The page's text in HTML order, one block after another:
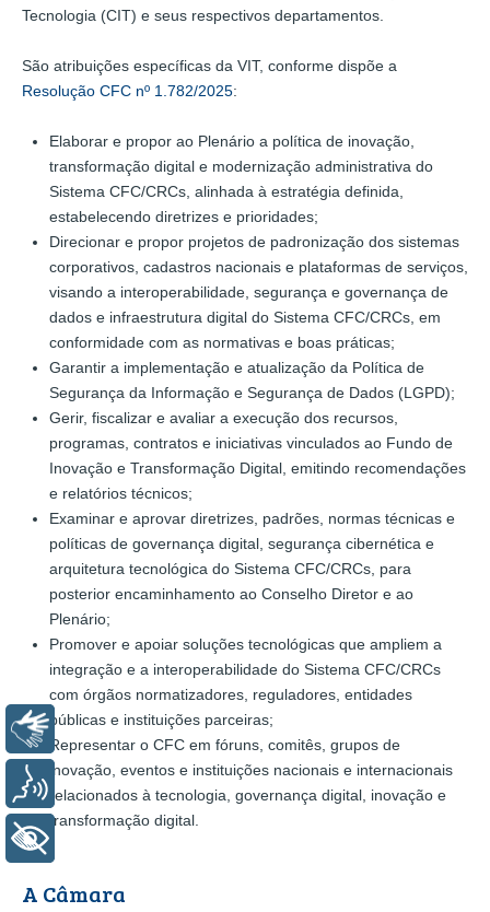
Tecnologia (CIT) e seus respectivos departamentos.
São atribuições específicas da VIT, conforme dispõe a
Resolução CFC nº 1.782/2025:
Elaborar e propor ao Plenário a política de inovação,
transformação digital e modernização administrativa do
Sistema CFC/CRCs, alinhada à estratégia definida,
estabelecendo diretrizes e prioridades;
Direcionar e propor projetos de padronização dos sistemas
corporativos, cadastros nacionais e plataformas de serviços,
visando a interoperabilidade, segurança e governança de
dados e infraestrutura digital do Sistema CFC/CRCs, em
conformidade com as normativas e boas práticas;
Garantir a implementação e atualização da Política de
Segurança da Informação e Segurança de Dados (LGPD);
Gerir, fiscalizar e avaliar a execução dos recursos,
programas, contratos e iniciativas vinculados ao Fundo de
Inovação e Transformação Digital, emitindo recomendações
e relatórios técnicos;
Examinar e aprovar diretrizes, padrões, normas técnicas e
políticas de governança digital, segurança cibernética e
arquitetura tecnológica do Sistema CFC/CRCs, para
posterior encaminhamento ao Conselho Diretor e ao
Plenário;
Promover e apoiar soluções tecnológicas que ampliem a
integração e a interoperabilidade do Sistema CFC/CRCs
com órgãos normatizadores, reguladores, entidades
públicas e instituições parceiras;
Representar o CFC em fóruns, comitês, grupos de
inovação, eventos e instituições nacionais e internacionais
relacionados à tecnologia, governança digital, inovação e
transformação digital.
A Câmara
Libras
Voz